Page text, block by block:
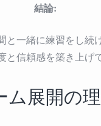
結論:
と一緒に練習をし続
と信頼感を築き上げ
ム展開の